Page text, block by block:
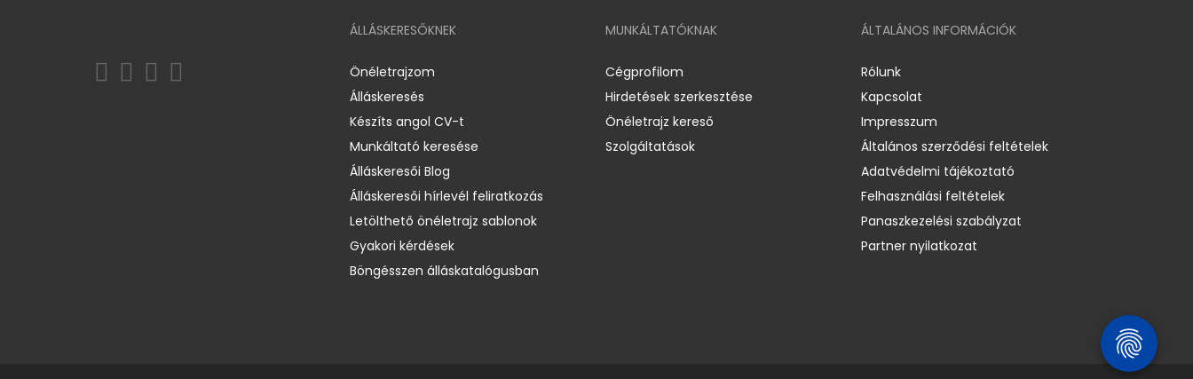
ÁLLÁSKERESŐKNEK
Önéletrajzom
Álláskeresés
Készíts angol CV-t
Munkáltató keresése
Álláskeresői Blog
Álláskeresői hírlevél feliratkozás
Letölthető önéletrajz sablonok
Gyakori kérdések
Böngésszen álláskatalógusban
MUNKÁLTATÓKNAK
Cégprofilom
Hirdetések szerkesztése
Önéletrajz kereső
Szolgáltatások
ÁLTALÁNOS INFORMÁCIÓK
Rólunk
Kapcsolat
Impresszum
Általános szerződési feltételek
Adatvédelmi tájékoztató
Felhasználási feltételek
Panaszkezelési szabályzat
Partner nyilatkozat